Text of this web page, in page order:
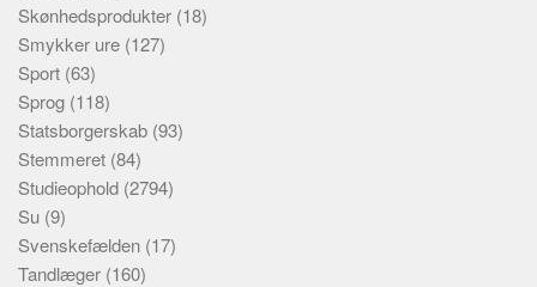
Skønhedsprodukter (18)
Smykker ure (127)
Sport (63)
Sprog (118)
Statsborgerskab (93)
Stemmeret (84)
Studieophold (2794)
Su (9)
Svenskefælden (17)
Tandlæger (160)